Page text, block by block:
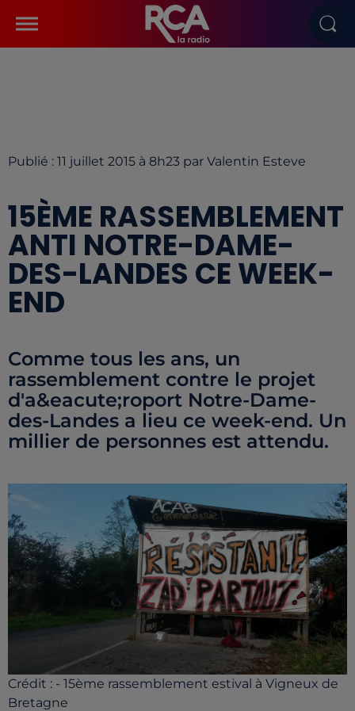
Publié : 11 juillet 2015 à 8h23 par Valentin Esteve
15ÈME RASSEMBLEMENT
ANTI NOTRE-DAME-
DES-LANDES CE WEEK-
END
Comme tous les ans, un
rassemblement contre le projet
d'a&eacute;roport Notre-Dame-
des-Landes a lieu ce week-end. Un
millier de personnes est attendu.
Crédit : - 15ème rassemblement estival à Vigneux de
Bretagne